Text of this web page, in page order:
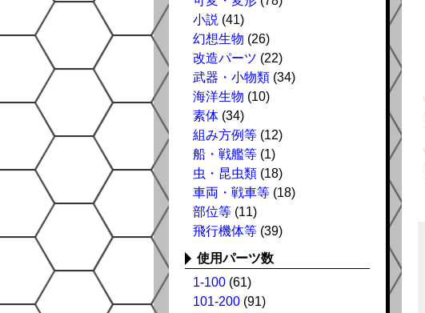
小説 (41)
幻想生物 (26)
改造パーツ (22)
武器・小物類 (34)
海洋生物 (10)
素体 (34)
組み方例等 (12)
船・戦艦等 (1)
虫・昆虫類 (18)
車両・戦車等 (18)
部位等 (11)
飛行機体等 (39)
使用パーツ数
1-100 (61)
101-200 (91)